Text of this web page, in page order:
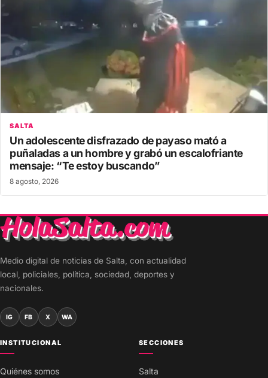
SALTA
Un adolescente disfrazado de payaso mató a
puñaladas a un hombre y grabó un escalofriante
mensaje: “Te estoy buscando”
8 agosto, 2026
Medio digital de noticias de Salta, con actualidad
local, policiales, política, sociedad, deportes y
nacionales.
IG FB X WA
INSTITUCIONAL
Quiénes somos
SECCIONES
Salta